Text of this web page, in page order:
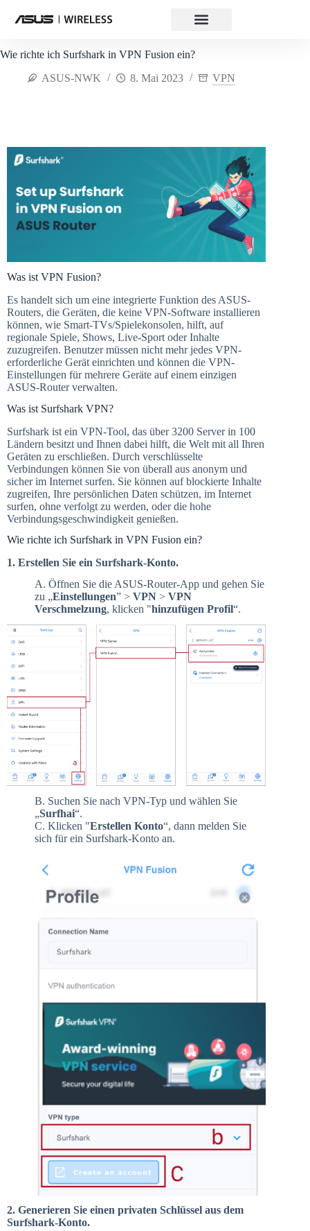
Wie richte ich Surfshark in VPN Fusion ein?
ASUS-NWK
8. Mai 2023 VPN
Was ist VPN Fusion?
Es handelt sich um eine integrierte Funktion des ASUS-
Routers, die Geräten, die keine VPN-Software installieren
können, wie Smart-TVs/Spielekonsolen, hilft, auf
regionale Spiele, Shows, Live-Sport oder Inhalte
zuzugreifen. Benutzer müssen nicht mehr jedes VPN-
erforderliche Gerät einrichten und können die VPN-
Einstellungen für mehrere Geräte auf einem einzigen
ASUS-Router verwalten.
Was ist Surfshark VPN?
Surfshark ist ein VPN-Tool, das über 3200 Server in 100
Ländern besitzt und Ihnen dabei hilft, die Welt mit all Ihren
Geräten zu erschließen. Durch verschlüsselte
Verbindungen können Sie von überall aus anonym und
sicher im Internet surfen. Sie können auf blockierte Inhalte
zugreifen, Ihre persönlichen Daten schützen, im Internet
surfen, ohne verfolgt zu werden, oder die hohe
Verbindungsgeschwindigkeit genießen.
Wie richte ich Surfshark in VPN Fusion ein?
1. Erstellen Sie ein Surfshark-Konto.
A. Öffnen Sie die ASUS-Router-App und gehen Sie
zu „Einstellungen” > VPN > VPN
Verschmelzung, klicken "hinzufügen Profil“.
B. Suchen Sie nach VPN-Typ und wählen Sie
„Surfhai“.
C. Klicken "Erstellen Konto“, dann melden Sie
sich für ein Surfshark-Konto an.
2. Generieren Sie einen privaten Schlüssel aus dem
Surfshark-Konto.